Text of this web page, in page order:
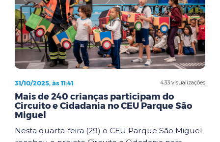
433 visualizações
31/10/2025, às 11:41
Mais de 240 crianças participam do
Circuito e Cidadania no CEU Parque São
Miguel
Nesta quarta-feira (29) o CEU Parque São Miguel